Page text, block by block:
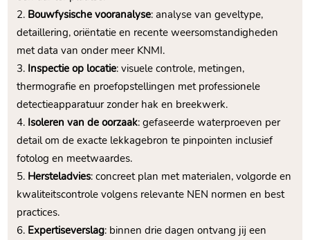
Bouwfysische vooranalyse: analyse van geveltype,
detaillering, oriëntatie en recente weersomstandigheden
met data van onder meer KNMI.​
Inspectie op locatie: visuele controle, metingen,
thermografie en proefopstellingen met professionele
detectieapparatuur zonder hak en breekwerk.​
Isoleren van de oorzaak: gefaseerde waterproeven per
detail om de exacte lekkagebron te pinpointen inclusief
fotolog en meetwaardes.​
Hersteladvies: concreet plan met materialen, volgorde en
kwaliteitscontrole volgens relevante NEN normen en best
practices.​
Expertiseverslag: binnen drie dagen ontvang jij een